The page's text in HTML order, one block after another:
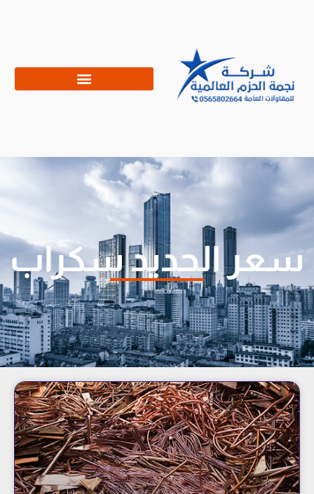
سعر الحديد سكراب